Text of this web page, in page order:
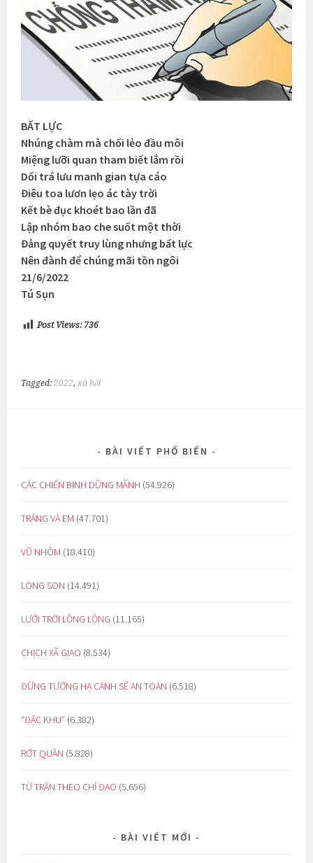
BẤT LỰC
Nhúng chàm mà chối lẻo đầu môi
Miệng lưỡi quan tham biết lắm rồi
Dối trá lưu manh gian tựa cáo
Điêu toa lươn lẹo ác tày trời
Kết bè đục khoét bao lần đã
Lập nhóm bao che suốt một thời
Đảng quyết truy lùng nhưng bất lực
Nên đành để chúng mãi tồn ngôi
21/6/2022
Tú Sụn
Post Views: 736
Tagged:2022,xã hội
BÀI VIẾT PHỔ BIẾN
CÁC CHIẾN BINH DŨNG MÃNH (54.926)
TRĂNG VÀ EM (47.701)
VŨ NHÔM (18.410)
LÒNG SON (14.491)
LƯỚI TRỜI LỒNG LỘNG (11.165)
CHỊCH XÃ GIAO (8.534)
ĐỪNG TƯỞNG HẠ CÁNH SẼ AN TOÀN (6.518)
“ĐẶC KHU” (6.382)
RỚT QUẦN (5.828)
TỪ TRẦN THEO CHỈ ĐẠO (5.656)
BÀI VIẾT MỚI